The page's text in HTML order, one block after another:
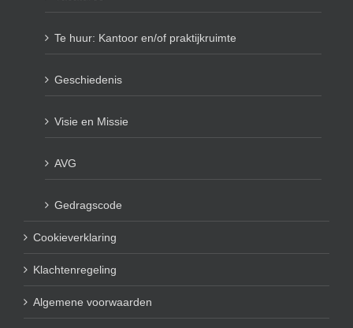
Te huur: Kantoor en/of praktijkruimte
Geschiedenis
Visie en Missie
AVG
Gedragscode
Cookieverklaring
Klachtenregeling
Algemene voorwaarden